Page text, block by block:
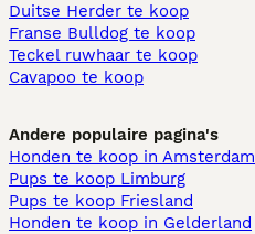
Duitse Herder te koop
Franse Bulldog te koop
Teckel ruwhaar te koop
Cavapoo te koop
Andere populaire pagina's
Honden te koop in Amsterdam
Pups te koop Limburg​
Pups te koop Friesland​
Honden te koop in Gelderland